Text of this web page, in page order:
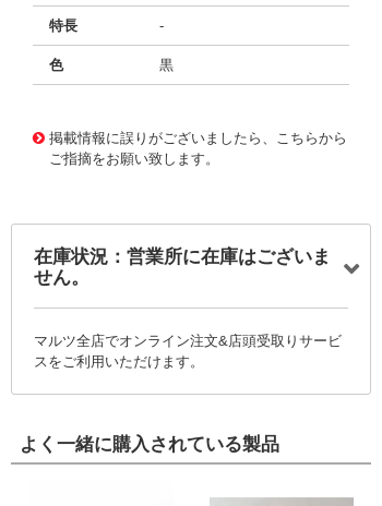
特長 -
色 黒
掲載情報に誤りがございましたら、こちらから
ご指摘をお願い致します。
在庫状況：営業所に在庫はございま
せん。
マルツ全店でオンライン注文&店頭受取りサービ
スをご利用いただけます。
よく一緒に購入されている製品